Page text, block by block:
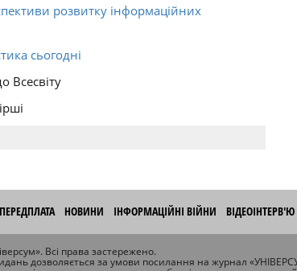
розвитку інформаційних
сьогодні
Всесвіту
ПЕРЕДПЛАТА НОВИНИ ІНФОРМАЦІЙНІ ВІЙНИ ВІДЕОІНТЕРВ'Ю
Всі права застережено.
дозволяється за умови посилання на журнал